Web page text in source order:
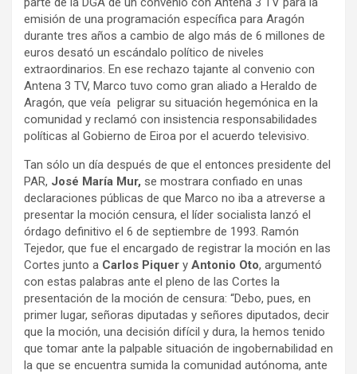
emisión de una programación específica para Aragón
durante tres años a cambio de algo más de 6 millones de
euros desató un escándalo político de niveles
extraordinarios. En ese rechazo tajante al convenio con
Antena 3 TV, Marco tuvo como gran aliado a Heraldo de
Aragón, que veía peligrar su situación hegemónica en la
comunidad y reclamó con insistencia responsabilidades
políticas al Gobierno de Eiroa por el acuerdo televisivo.
Tan sólo un día después de que el entonces presidente del
PAR, José María Mur, se mostrara confiado en unas
declaraciones públicas de que Marco no iba a atreverse a
presentar la moción censura, el líder socialista lanzó el
órdago definitivo el 6 de septiembre de 1993. Ramón
Tejedor, que fue el encargado de registrar la moción en las
Cortes junto a Carlos Piquer y Antonio Oto, argumentó
con estas palabras ante el pleno de las Cortes la
presentación de la moción de censura: “Debo, pues, en
primer lugar, señoras diputadas y señores diputados, decir
que la moción, una decisión difícil y dura, la hemos tenido
que tomar ante la palpable situación de ingobernabilidad en
la que se encuentra sumida la comunidad autónoma, ante